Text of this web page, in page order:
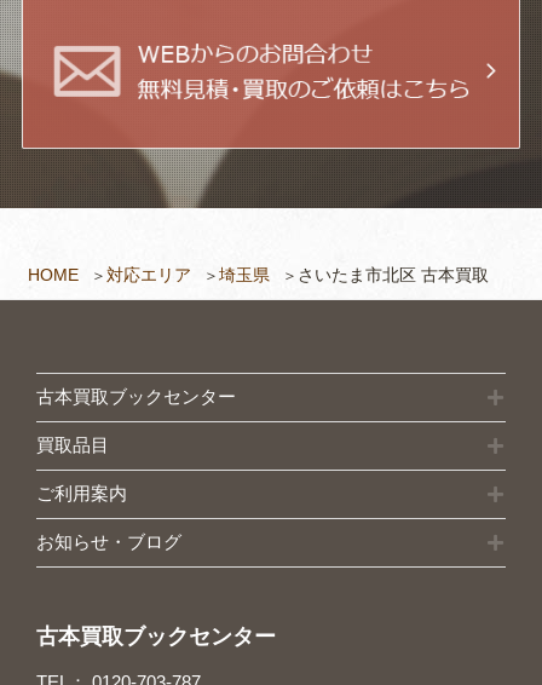
HOME 対応エリア 埼玉県 さいたま市北区 古本買取
古本買取ブックセンター
買取品目
ご利用案内
お知らせ・ブログ
古本買取ブックセンター